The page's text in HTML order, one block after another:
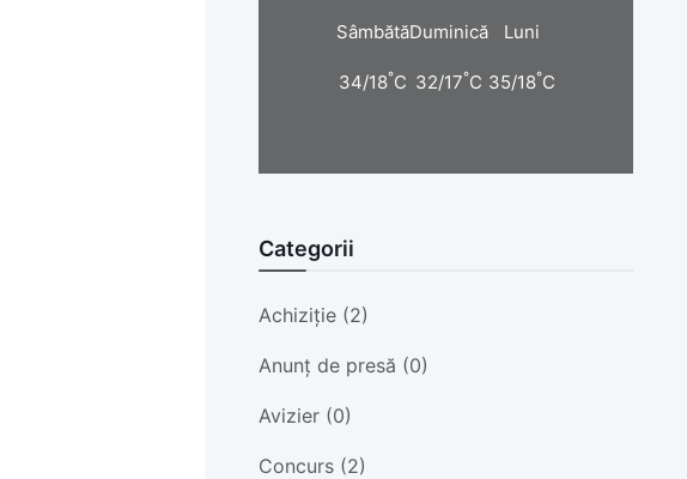
Sâmbătă
34/18°C
Duminică
32/17°C
Luni
35/18°C
Categorii
Achiziție (2)
Anunț de presă (0)
Avizier (0)
Concurs (2)